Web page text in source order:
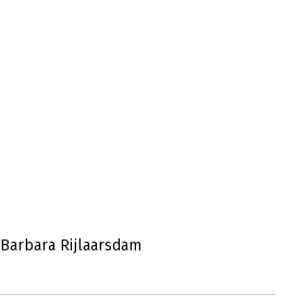
Barbara Rijlaarsdam